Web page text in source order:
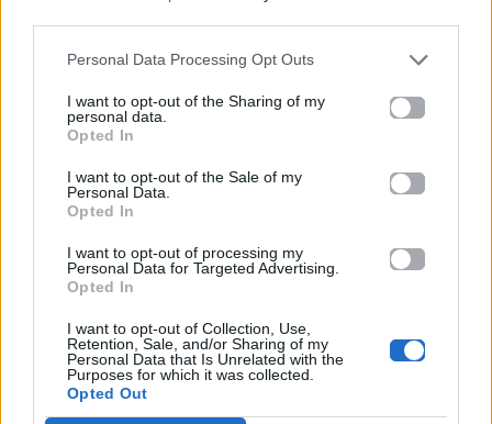
Personal Data Processing Opt Outs
I want to opt-out of the Sharing of my
personal data.
Opted In
I want to opt-out of the Sale of my
Personal Data.
Opted In
I want to opt-out of processing my
Personal Data for Targeted Advertising.
Opted In
I want to opt-out of Collection, Use,
Retention, Sale, and/or Sharing of my
Personal Data that Is Unrelated with the
Purposes for which it was collected.
Opted Out
, επικοινωνήστε μέσω
ακολουθήστε μας στοInstagram.
γιαγιάδες
News
Mad.gr στο MSN